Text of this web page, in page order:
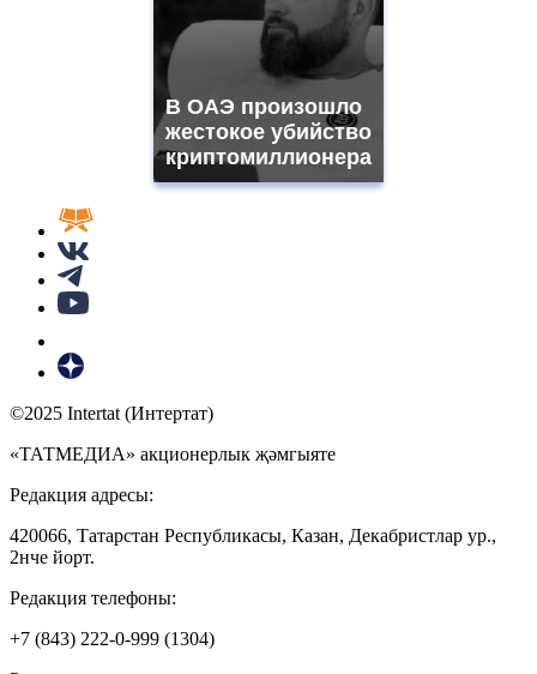
В ОАЭ произошло
жестокое убийство
криптомиллионера
©2025 Intertat (Интертат)
«ТАТМЕДИА» акционерлык җәмгыяте
Редакция адресы:
420066, Татарстан Республикасы, Казан, Декабристлар ур.,
2нче йорт.
Редакция телефоны:
+7 (843) 222-0-999 (1304)